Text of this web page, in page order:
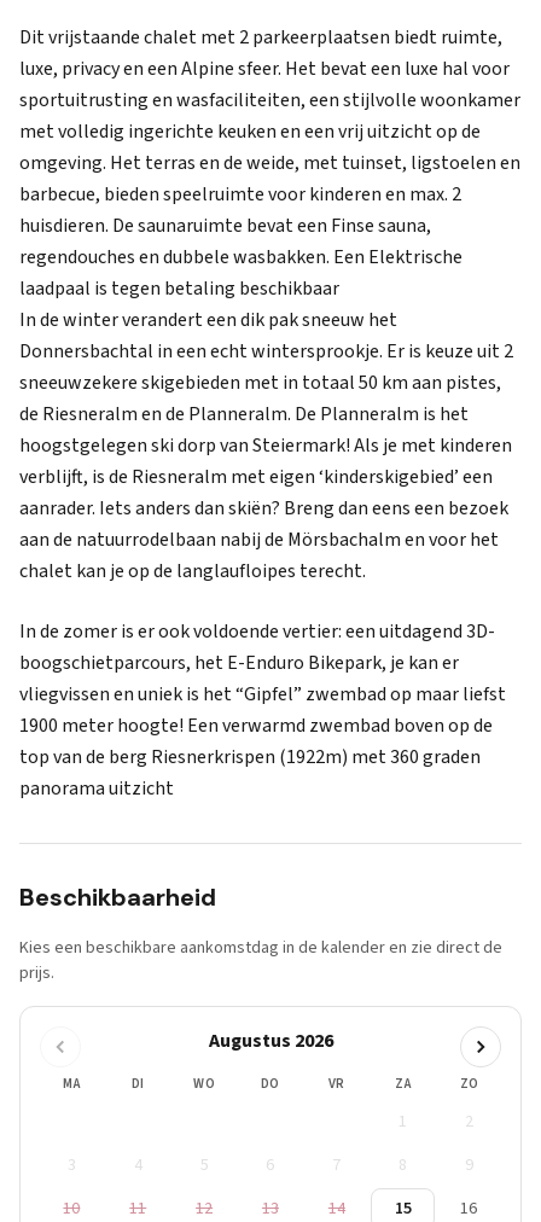
Dit vrijstaande chalet met 2 parkeerplaatsen biedt ruimte,
luxe, privacy en een Alpine sfeer. Het bevat een luxe hal voor
sportuitrusting en wasfaciliteiten, een stijlvolle woonkamer
met volledig ingerichte keuken en een vrij uitzicht op de
omgeving. Het terras en de weide, met tuinset, ligstoelen en
barbecue, bieden speelruimte voor kinderen en max. 2
huisdieren. De saunaruimte bevat een Finse sauna,
regendouches en dubbele wasbakken. Een Elektrische
laadpaal is tegen betaling beschikbaar
In de winter verandert een dik pak sneeuw het
Donnersbachtal in een echt wintersprookje. Er is keuze uit 2
sneeuwzekere skigebieden met in totaal 50 km aan pistes,
de Riesneralm en de Planneralm. De Planneralm is het
hoogstgelegen ski dorp van Steiermark! Als je met kinderen
verblijft, is de Riesneralm met eigen ‘kinderskigebied’ een
aanrader. Iets anders dan skiën? Breng dan eens een bezoek
aan de natuurrodelbaan nabij de Mörsbachalm en voor het
chalet kan je op de langlaufloipes terecht.
In de zomer is er ook voldoende vertier: een uitdagend 3D-
boogschietparcours, het E-Enduro Bikepark, je kan er
vliegvissen en uniek is het “Gipfel” zwembad op maar liefst
1900 meter hoogte! Een verwarmd zwembad boven op de
top van de berg Riesnerkrispen (1922m) met 360 graden
panorama uitzicht
Beschikbaarheid
Kies een beschikbare aankomstdag in de kalender en zie direct de
prijs.
Augustus 2026
MA DI WO DO VR ZA ZO
1
2
3
4 5 6 7 8
9
10
11 12 13 14 15
16